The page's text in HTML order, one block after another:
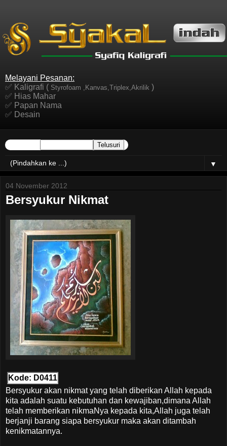
Melayani Pesanan:
✅ Kaligrafi ( Styrofoam ,Kanvas,Triplex,Akrilik )
✅ Hias Mahar
✅ Papan Nama
✅ Desain
▼
04 November 2012
Bersyukur Nikmat
Kode: D0411
Bersyukur akan nikmat yang telah diberikan Allah kepada
kita adalah suatu kebutuhan dan kewajiban,dimana Allah
telah memberikan nikmaNya kepada kita,Allah juga telah
berjanji barang siapa bersyukur maka akan ditambah
kenikmatannya.